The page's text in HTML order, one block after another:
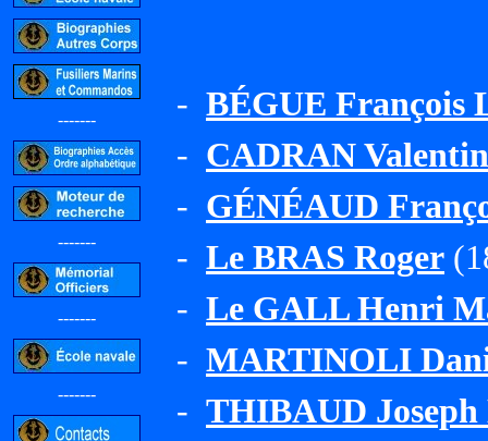
-------
-------
-------
-------
- BÉGUE François
- CADRAN
- GÉNÉAUD
- Le BRAS Roger
- Le GALL Henri
- MARTINOLI
- THIBAUD